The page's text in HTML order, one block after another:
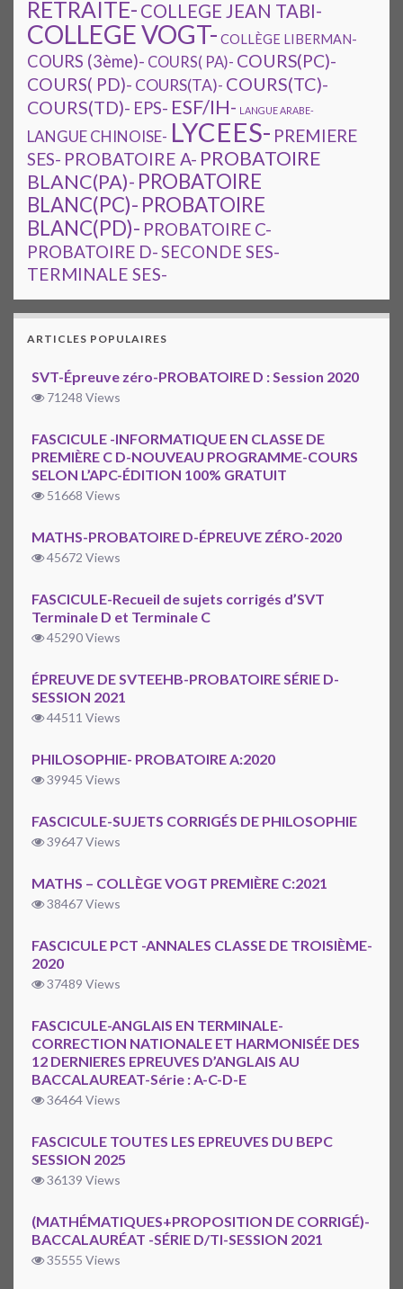
RETRAITE- COLLEGE JEAN TABI-
COLLEGE VOGT- COLLÈGE LIBERMAN-
COURS (3ème)- COURS( PA)- COURS(PC)-
COURS( PD)- COURS(TA)- COURS(TC)-
COURS(TD)- EPS- ESF/IH- LANGUE ARABE-
LANGUE CHINOISE- LYCEES- PREMIERE
SES- PROBATOIRE A- PROBATOIRE
BLANC(PA)- PROBATOIRE
BLANC(PC)- PROBATOIRE
BLANC(PD)- PROBATOIRE C-
PROBATOIRE D-SECONDE SES-
TERMINALE SES-
ARTICLES POPULAIRES
SVT-Épreuve zéro-PROBATOIRE D : Session 2020
71248 Views
FASCICULE -INFORMATIQUE EN CLASSE DE
PREMIÈRE C D-NOUVEAU PROGRAMME-COURS
SELON L’APC-ÉDITION 100% GRATUIT
51668 Views
MATHS-PROBATOIRE D-ÉPREUVE ZÉRO-2020
45672 Views
FASCICULE-Recueil de sujets corrigés d’SVT
Terminale D et Terminale C
45290 Views
ÉPREUVE DE SVTEEHB-PROBATOIRE SÉRIE D-
SESSION 2021
44511 Views
PHILOSOPHIE- PROBATOIRE A:2020
39945 Views
FASCICULE-SUJETS CORRIGÉS DE PHILOSOPHIE
39647 Views
MATHS – COLLÈGE VOGT PREMIÈRE C:2021
38467 Views
FASCICULE PCT -ANNALES CLASSE DE TROISIÈME-
2020
37489 Views
FASCICULE-ANGLAIS EN TERMINALE-
CORRECTION NATIONALE ET HARMONISÉE DES
12 DERNIERES EPREUVES D’ANGLAIS AU
BACCALAUREAT-Série : A-C-D-E
36464 Views
FASCICULE TOUTES LES EPREUVES DU BEPC
SESSION 2025
36139 Views
(MATHÉMATIQUES+PROPOSITION DE CORRIGÉ)-
BACCALAURÉAT -SÉRIE D/TI-SESSION 2021
35555 Views